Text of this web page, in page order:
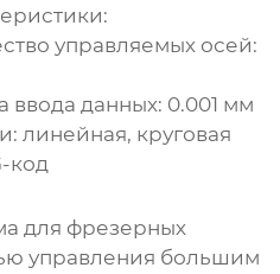
управляемых осей:
данных: 0.001 мм
линейная, круговая
код
для фрезерных
управления большим